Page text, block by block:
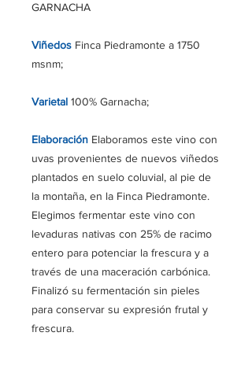
GARNACHA
Viñedos Finca Piedramonte a 1750
msnm;
Varietal 100% Garnacha;
Elaboración Elaboramos este vino con
uvas provenientes de nuevos viñedos
plantados en suelo coluvial, al pie de
la montaña, en la Finca Piedramonte.
Elegimos fermentar este vino con
levaduras nativas con 25% de racimo
entero para potenciar la frescura y a
través de una maceración carbónica.
Finalizó su fermentación sin pieles
para conservar su expresión frutal y
frescura.